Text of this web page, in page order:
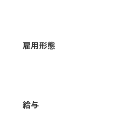
雇用形態
給与